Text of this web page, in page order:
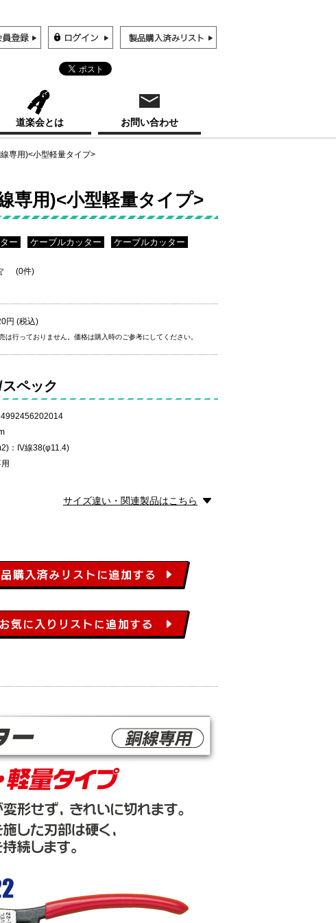
道楽会とは お問い合わせ
専用)<小型軽量タイプ>
専用)<小型軽量タイプ>
ー ケーブルカッター ケーブルカッター
(0件)
円 (税込)
は行っておりません。価格は購入時のご参考にしてください。
ペック
：IV線38(φ11.4)
サイズ違い・関連製品はこちら